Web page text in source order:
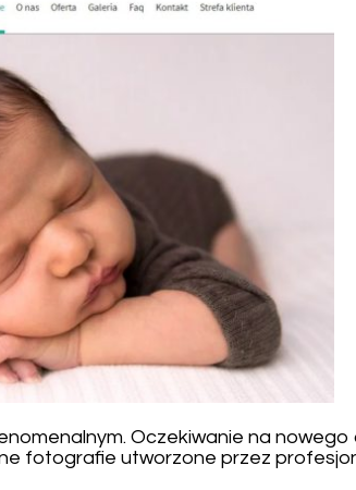
Oczekiwanie na
fotografie utworzone przez